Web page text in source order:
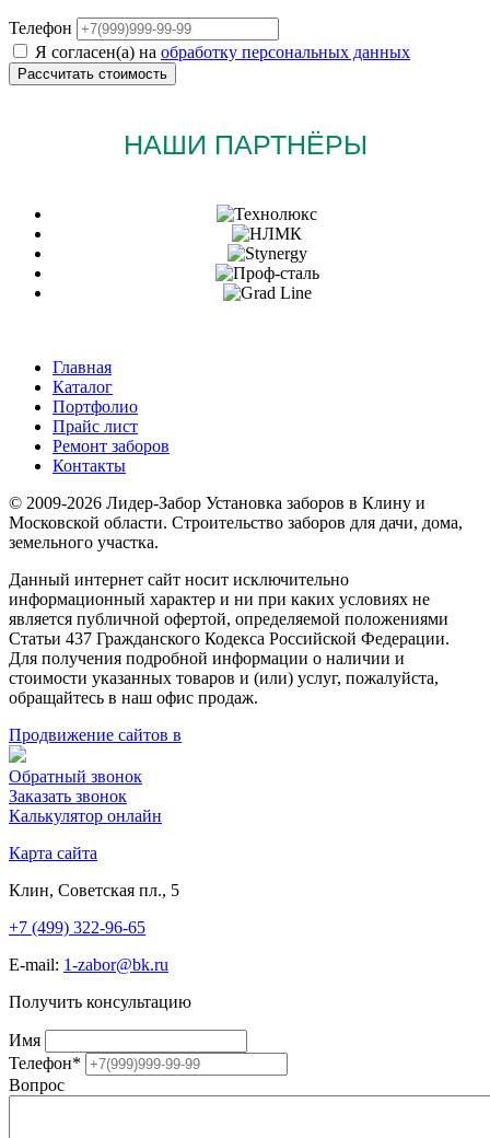
Телефон
Я согласен(а) на обработку персональных данных
НАШИ ПАРТНЁРЫ
Главная
Каталог
Портфолио
Прайс лист
Ремонт заборов
Контакты
© 2009-2026 Лидер-Забор Установка заборов в Клину и
Московской области. Строительство заборов для дачи, дома,
земельного участка.
Данный интернет сайт носит исключительно
информационный характер и ни при каких условиях не
является публичной офертой, определяемой положениями
Статьи 437 Гражданского Кодекса Российской Федерации.
Для получения подробной информации о наличии и
стоимости указанных товаров и (или) услуг, пожалуйста,
обращайтесь в наш офис продаж.
Продвижение сайтов в
Обратный звонок
Заказать звонок
Калькулятор онлайн
Карта сайта
Клин, Советская пл., 5
+7 (499) 322-96-65
E-mail: 1-zabor@bk.ru
Получить консультацию
Имя
Телефон*
Вопрос